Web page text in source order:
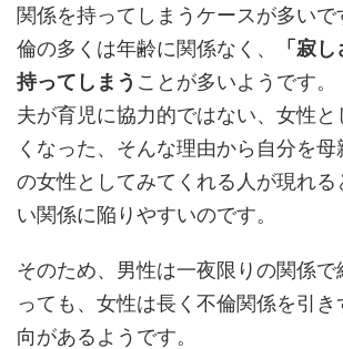
関係を持ってしまうケースが多い
倫の多くは年齢に関係なく、
「寂
持ってしまう ことが多いようです。
夫が育児に協力的ではない、女性と
くなった、そんな理由から自分を母
の女性としてみてくれる人が現れる
い関係に陥りやすいのです。
そのため、男性は一夜限りの関係で
っても、女性は長く不倫関係を引
向があるようです。